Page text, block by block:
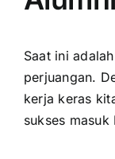
Saat ini
perjuangan.
kerja keras
sukses masuk